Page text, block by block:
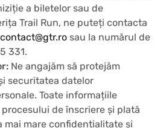
a biletelor sau de
Trail Run, ne puteți contacta
contact@gtr.ro sau la numărul de
331.
Ne angajăm să protejăm
securitatea datelor
Toate informațiile
de înscriere și plată
mai mare confidențialitate și